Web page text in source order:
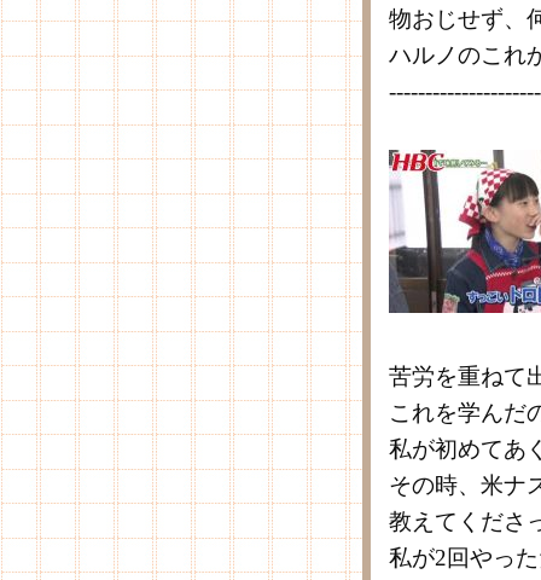
物おじせず、
ハルノのこれ
苦労を重ねて
これを学んだ
私が初めてあ
その時、米ナ
教えてくださ
私が2回やっ